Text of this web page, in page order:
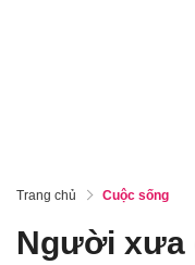
Trang chủ Cuộc sống
Người xưa